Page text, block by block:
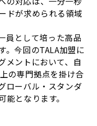
ドが求められる領域
員として培った高品
。今回のTALA加盟に
メントにおいて、自
の専門拠点を掛け合
ローバル・スタンダ
となります。